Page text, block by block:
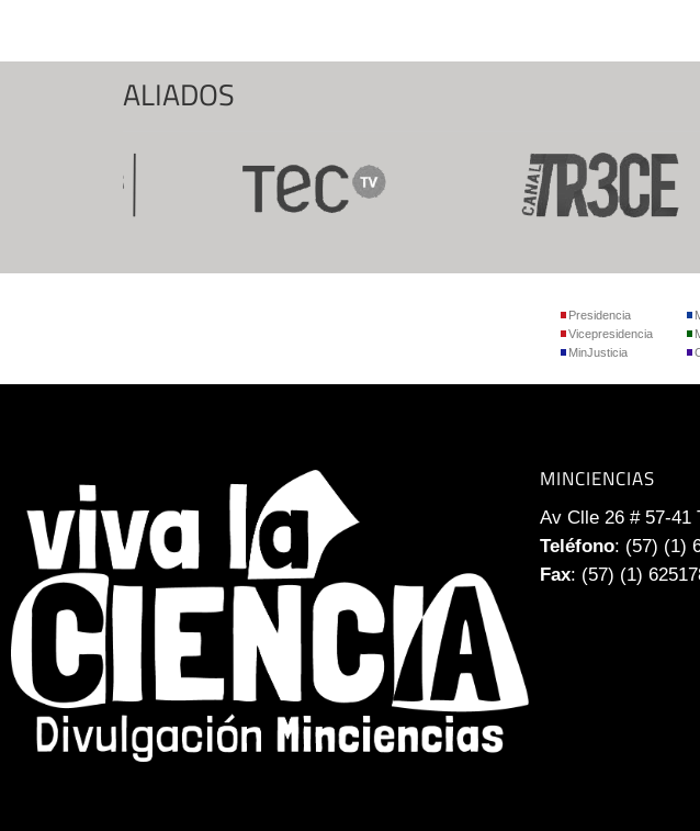
ALIADOS
Presidencia
Vicepresidencia
MinJusticia
MINCIENCIAS
Av Clle 26 # 57-41
Teléfono: (57) (1)
Fax: (57) (1)